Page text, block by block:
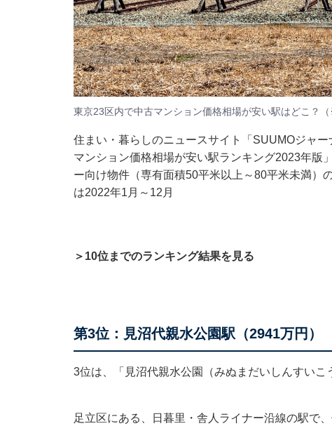
東京23区内で中古マンション価格相場が安い駅はどこ？
住まい・暮らしのニュースサイト「SUUMOジャ
マンション価格相場が安い駅ランキング2023年版
ー向け物件（専有面積50平米以上～80平米未満
は2022年1月～12月
＞10位までのランキング結果を見る
第3位：見沼代親水公園駅（2941万円）
3位は、「見沼代親水公園（みぬまだいしんすいこ
足立区にある、日暮里・舎人ライナー沿線の駅で